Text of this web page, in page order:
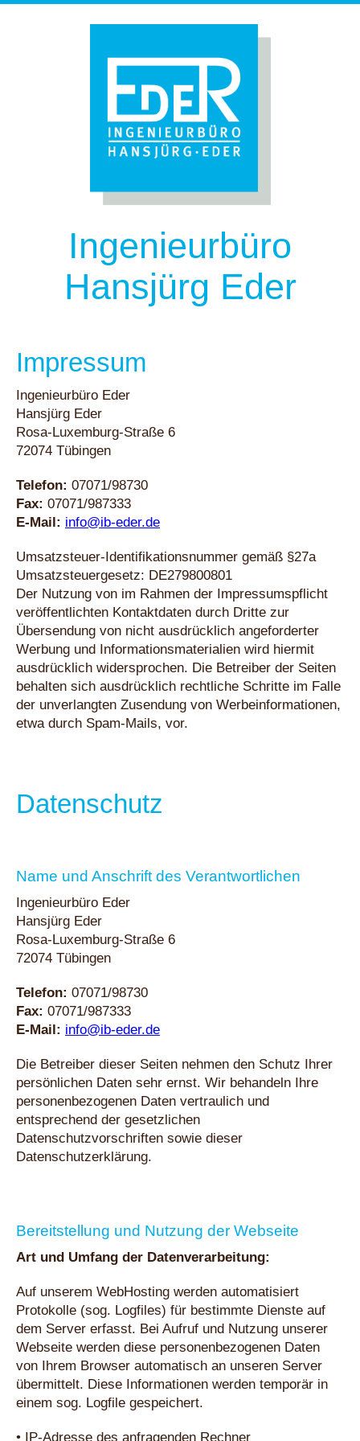
Ingenieurbüro
Hansjürg Eder
Impressum
Ingenieurbüro Eder
Hansjürg Eder
Rosa-Luxemburg-Straße 6
72074 Tübingen
Telefon: 07071/98730
Fax: 07071/987333
E-Mail: info@ib-eder.de
Umsatzsteuer-Identifikationsnummer gemäß §27a
Umsatzsteuergesetz: DE279800801
Der Nutzung von im Rahmen der Impressumspflicht
veröffentlichten Kontaktdaten durch Dritte zur
Übersendung von nicht ausdrücklich angeforderter
Werbung und Informationsmaterialien wird hiermit
ausdrücklich widersprochen. Die Betreiber der Seiten
behalten sich ausdrücklich rechtliche Schritte im Falle
der unverlangten Zusendung von Werbeinformationen,
etwa durch Spam-Mails, vor.
Datenschutz
Name und Anschrift des Verantwortlichen
Ingenieurbüro Eder
Hansjürg Eder
Rosa-Luxemburg-Straße 6
72074 Tübingen
Telefon: 07071/98730
Fax: 07071/987333
E-Mail: info@ib-eder.de
Die Betreiber dieser Seiten nehmen den Schutz Ihrer
persönlichen Daten sehr ernst. Wir behandeln Ihre
personenbezogenen Daten vertraulich und
entsprechend der gesetzlichen
Datenschutzvorschriften sowie dieser
Datenschutzerklärung.
Bereitstellung und Nutzung der Webseite
Art und Umfang der Datenverarbeitung:
Auf unserem WebHosting werden automatisiert
Protokolle (sog. Logfiles) für bestimmte Dienste auf
dem Server erfasst. Bei Aufruf und Nutzung unserer
Webseite werden diese personenbezogenen Daten
von Ihrem Browser automatisch an unseren Server
übermittelt. Diese Informationen werden temporär in
einem sog. Logfile gespeichert.
• IP-Adresse des anfragenden Rechner